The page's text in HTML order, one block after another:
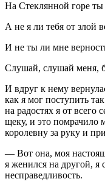
На Стеклянной горе
А не я ли тебя от злой
И не ты ли мне
Слушай, слушай меня,
И вдруг к нему
как я мог поступить
на радостях я от всего
щеку, и это помрачило
королевну за руку и
— Вот она, моя
я женился на другой,
несправедливость.